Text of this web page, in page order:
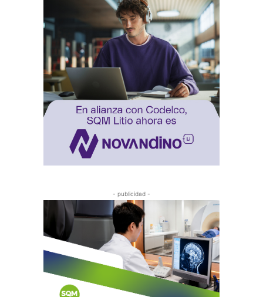
- publicidad -